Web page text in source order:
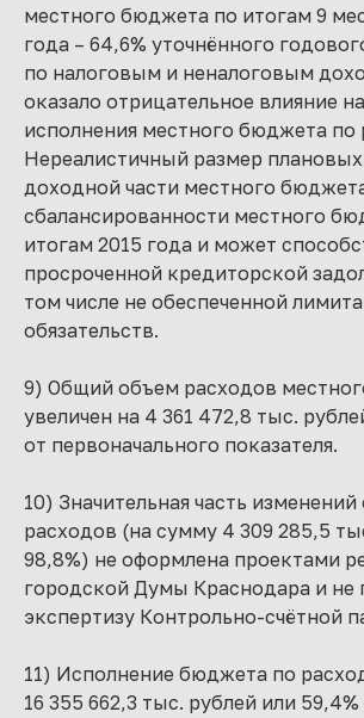
местного бюджета по итогам 9
года – 64,6% уточнённого
по налоговым и неналоговым
оказало отрицательное влияние
исполнения местного бюджета по
Нереалистичный размер плановых
доходной части местного
сбалансированности местного
итогам 2015 года и может
просроченной кредиторской
том числе не обеспеченной
обязательств.
9) Общий объем расходов
увеличен на 4 361 472,8 тыс.
от первоначального показателя.
10) Значительная часть
расходов (на сумму 4 309 285,5
98,8%) не оформлена проектами
городской Думы Краснодара и не
экспертизу Контрольно-счётной
11) Исполнение бюджета по
16 355 662,3 тыс. рублей или